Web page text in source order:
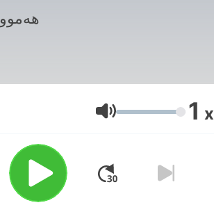
هەموو
Volume 1 x